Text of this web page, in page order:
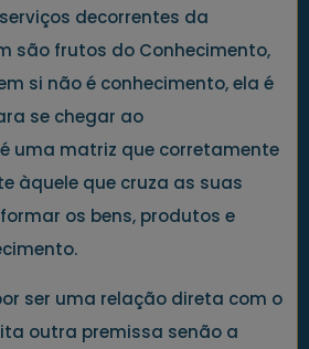
decorrentes da
são frutos do Conhecimento,
si não é conhecimento, ela é
se chegar ao
uma matriz que corretamente
àquele que cruza as suas
os bens, produtos e
ser uma relação direta com o
outra premissa senão a